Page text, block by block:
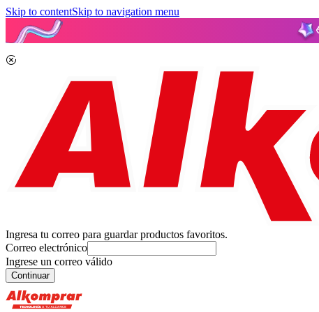
Skip to contentSkip to navigation menu
Ingresa tu correo para guardar productos favoritos.
Correo electrónico
Ingrese un correo válido
Continuar